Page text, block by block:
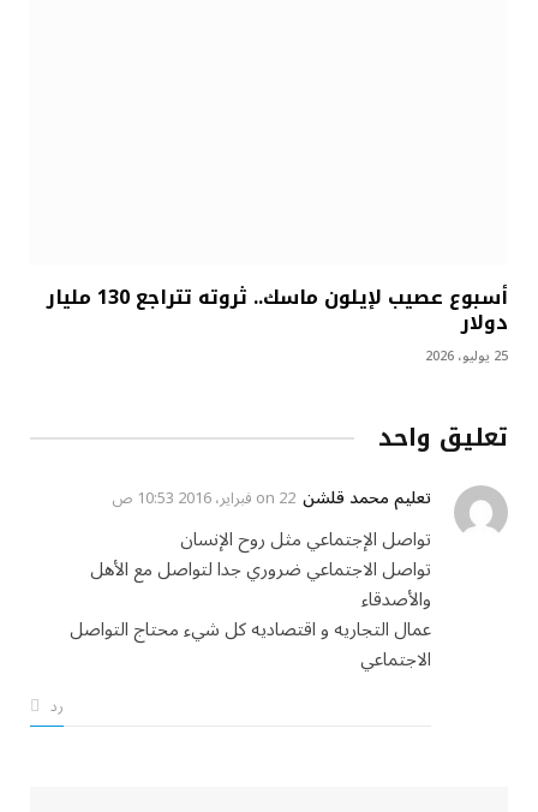
أسبوع عصيب لإيلون ماسك.. ثروته تتراجع 130 مليار
دولار
25 يوليو، 2026
تعليق واحد
تعلیم محمد قلشن 22 فبراير، 2016 10:53 ص
تواصل الإجتماعي مثل روح الإنسان
تواصل الاجتماعي ضروري جدا لتواصل مع الأهل
والأصدقاء
عمال التجاريه و اقتصاديه كل شيء محتاج التواصل
الاجتماعي
رد